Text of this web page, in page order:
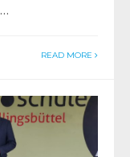
READ MORE